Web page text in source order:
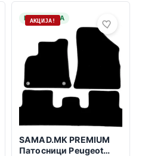
НА ЗАЛИХА
АКЦИЈА!
SAMAD.MK PREMIUM
Патосници Peugeot